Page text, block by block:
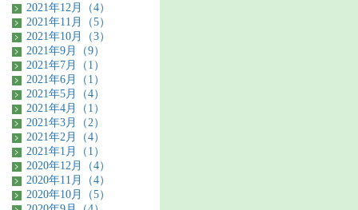
2021年12月（4）
2021年11月（5）
2021年10月（3）
2021年9月（9）
2021年7月（1）
2021年6月（1）
2021年5月（4）
2021年4月（1）
2021年3月（2）
2021年2月（4）
2021年1月（1）
2020年12月（4）
2020年11月（4）
2020年10月（5）